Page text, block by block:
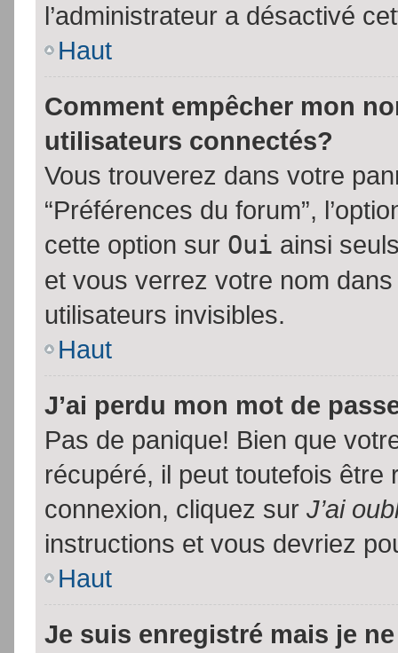
l’administrateur a désactivé
Haut
Comment empêcher mon
utilisateurs connectés?
Vous trouverez dans votre
“Préférences du forum”,
cette option sur Oui ainsi
et vous verrez votre nom
utilisateurs invisibles.
Haut
J’ai perdu mon mot de
Pas de panique! Bien que
récupéré, il peut toutefois être
connexion, cliquez sur J’ai
instructions et vous devriez
Haut
Je suis enregistré mais je